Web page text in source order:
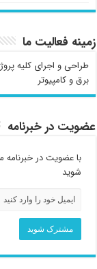
زمینه فعالیت ما
طراحی و اجرای کلیه
برق و کامپیوتر
عضویت در خبرنامه
با عضویت در خبرنامه
شوید